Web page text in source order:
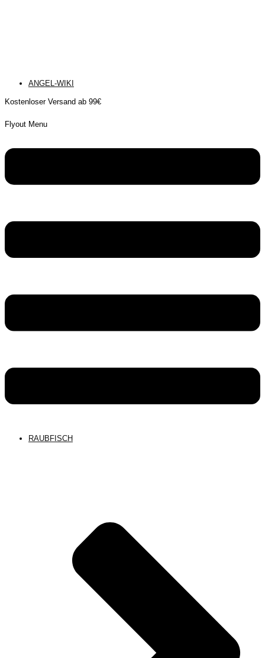
ANGEL-WIKI
Kostenloser Versand ab 99€
Flyout Menu
RAUBFISCH